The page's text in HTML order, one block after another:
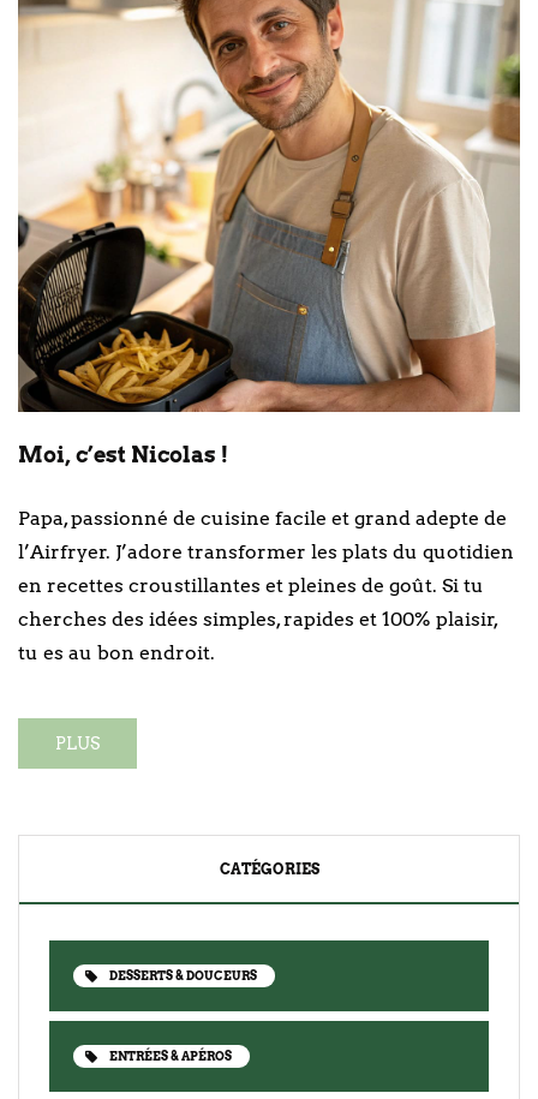
Moi, c’est Nicolas !
Papa, passionné de cuisine facile et grand adepte de
l’Airfryer. J’adore transformer les plats du quotidien
en recettes croustillantes et pleines de goût. Si tu
cherches des idées simples, rapides et 100% plaisir,
tu es au bon endroit.
PLUS
CATÉGORIES
DESSERTS & DOUCEURS
ENTRÉES & APÉROS